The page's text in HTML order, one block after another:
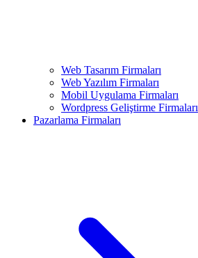
Web Tasarım Firmaları
Web Yazılım Firmaları
Mobil Uygulama Firmaları
Wordpress Geliştirme Firmaları
Pazarlama Firmaları